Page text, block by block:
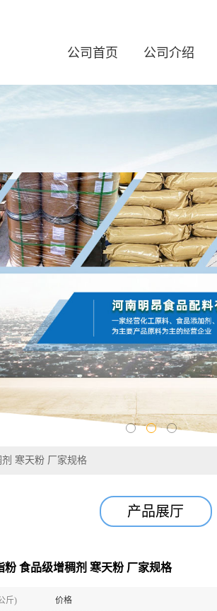
公司首页 公司介绍
寒天粉 厂家规格
产品展厅
粉 食品级增稠剂 寒天粉 厂家规格
斤) 价格